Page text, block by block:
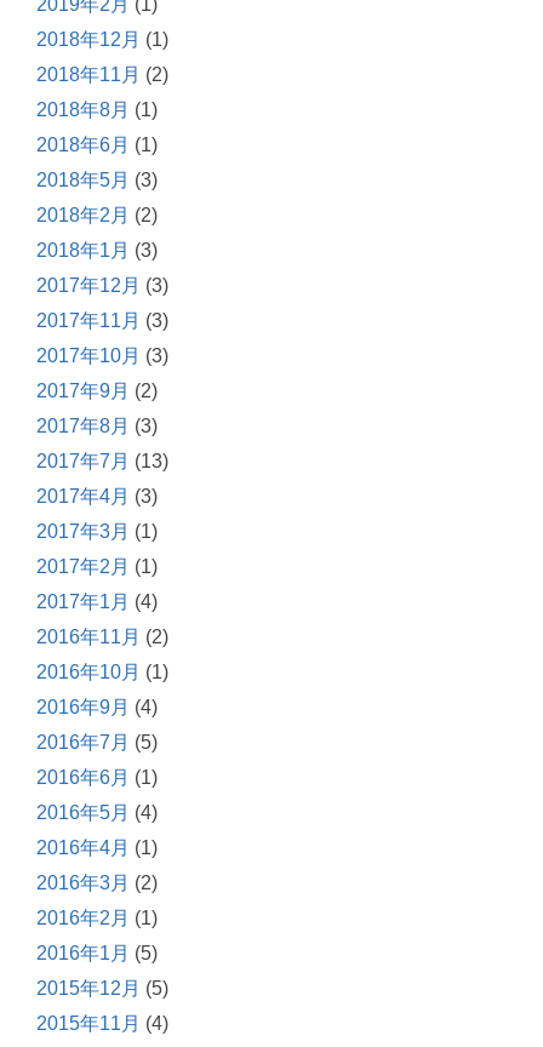
2019年2月 (1)
2018年12月 (1)
2018年11月 (2)
2018年8月 (1)
2018年6月 (1)
2018年5月 (3)
2018年2月 (2)
2018年1月 (3)
2017年12月 (3)
2017年11月 (3)
2017年10月 (3)
2017年9月 (2)
2017年8月 (3)
2017年7月 (13)
2017年4月 (3)
2017年3月 (1)
2017年2月 (1)
2017年1月 (4)
2016年11月 (2)
2016年10月 (1)
2016年9月 (4)
2016年7月 (5)
2016年6月 (1)
2016年5月 (4)
2016年4月 (1)
2016年3月 (2)
2016年2月 (1)
2016年1月 (5)
2015年12月 (5)
2015年11月 (4)